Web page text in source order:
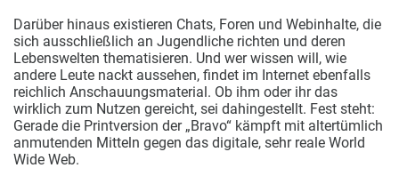
Darüber hinaus existieren Chats, Foren und Webinhalte, die
sich ausschließlich an Jugendliche richten und deren
Lebenswelten thematisieren. Und wer wissen will, wie
andere Leute nackt aussehen, findet im Internet ebenfalls
reichlich Anschauungsmaterial. Ob ihm oder ihr das
wirklich zum Nutzen gereicht, sei dahingestellt. Fest steht:
Gerade die Printversion der „Bravo“ kämpft mit altertümlich
anmutenden Mitteln gegen das digitale, sehr reale World
Wide Web.